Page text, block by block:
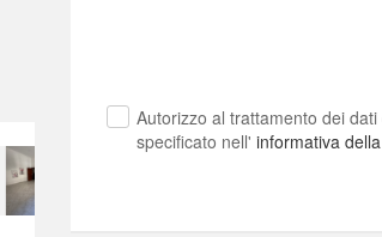
Autorizzo al trattamento dei dati
specificato nell' informativa